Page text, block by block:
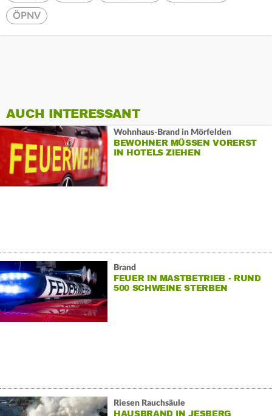
ÖPNV
AUCH INTERESSANT
Wohnhaus-Brand in Mörfelden
BEWOHNER MÜSSEN VORERST
IN HOTELS ZIEHEN
Brand
FEUER IN MASTBETRIEB - RUND
500 SCHWEINE STERBEN
Riesen Rauchsäule
HAUSBRAND IN JESBERG